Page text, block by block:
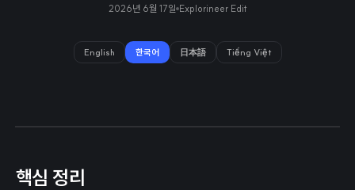
2026년 6월 17일 Explorineer Edit
English 한국어 日本語 Tiếng Việt
핵심 정리